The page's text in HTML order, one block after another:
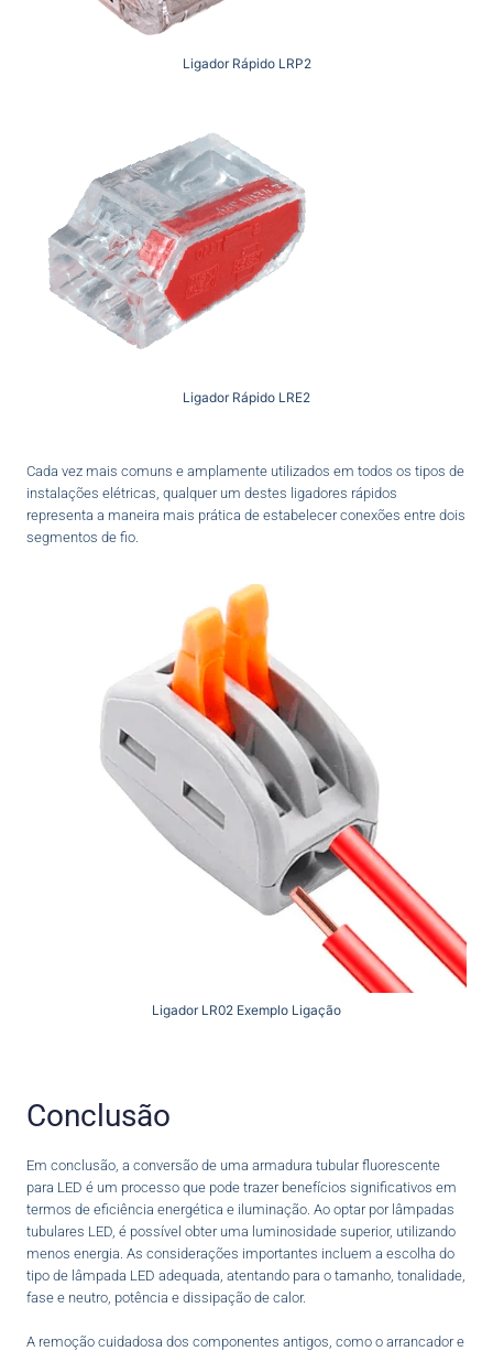
Ligador Rápido LRP2
Ligador Rápido LRE2
Cada vez mais comuns e amplamente utilizados em todos os tipos de
instalações elétricas, qualquer um destes ligadores rápidos
representa a maneira mais prática de estabelecer conexões entre dois
segmentos de fio.
Ligador LR02 Exemplo Ligação
Conclusão
Em conclusão, a conversão de uma armadura tubular fluorescente
para LED é um processo que pode trazer benefícios significativos em
termos de eficiência energética e iluminação. Ao optar por lâmpadas
tubulares LED, é possível obter uma luminosidade superior, utilizando
menos energia. As considerações importantes incluem a escolha do
tipo de lâmpada LED adequada, atentando para o tamanho, tonalidade,
fase e neutro, potência e dissipação de calor.
A remoção cuidadosa dos componentes antigos, como o arrancador e